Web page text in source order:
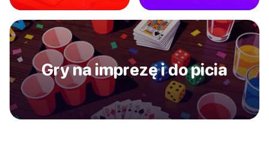
Gry na imprezę i do picia